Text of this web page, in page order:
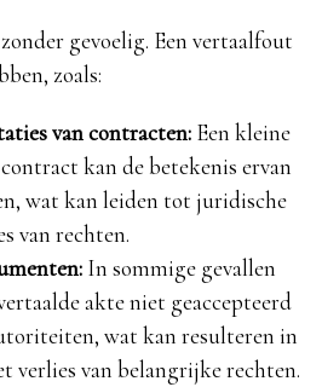
gevoelig. Een vertaalfout
zoals:
van contracten:Een kleine
kan de betekenis ervan
wat kan leiden tot juridische
van rechten.
In sommige gevallen
akte niet geaccepteerd
wat kan resulteren in
verlies van belangrijke rechten.